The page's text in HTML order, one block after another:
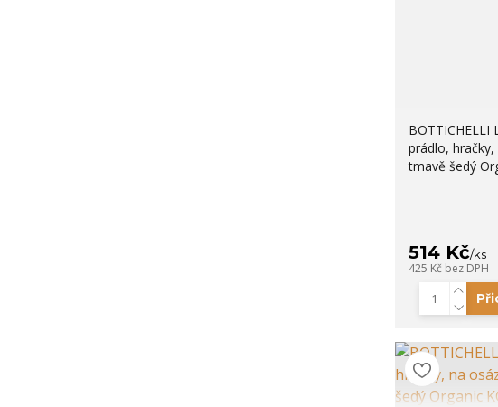
BOTTICHELLI
prádlo, hračky,
tmavě šedý
514 Kč/ks
425 Kč bez DPH